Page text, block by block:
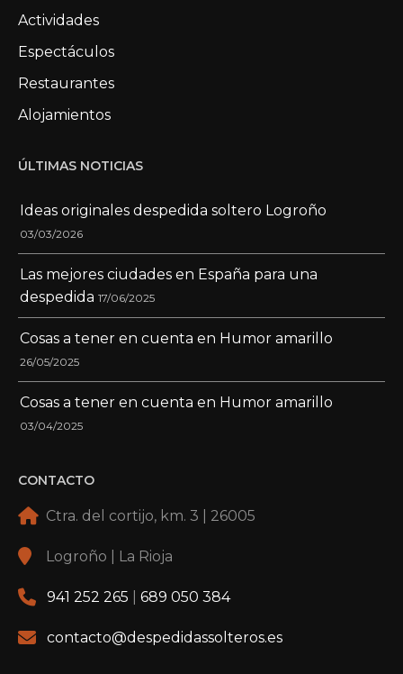
Actividades
Espectáculos
Restaurantes
Alojamientos
ÚLTIMAS NOTICIAS
Ideas originales despedida soltero Logroño
03/03/2026
Las mejores ciudades en España para una
despedida 17/06/2025
Cosas a tener en cuenta en Humor amarillo
26/05/2025
Cosas a tener en cuenta en Humor amarillo
03/04/2025
CONTACTO
Ctra. del cortijo, km. 3 | 26005
Logroño | La Rioja
941 252 265 689 050 384
contacto@despedidassolteros.es